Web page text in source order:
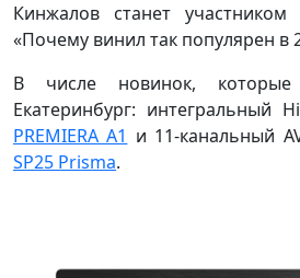
Кинжалов станет
«Почему винил так популярен в
В числе новинок,
Екатеринбург: интегральный
PREMIERA A1 и 11-канальный
SP25 Prisma.